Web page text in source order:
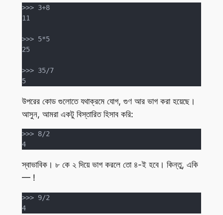
>>> 3+8
11
>>> 5*5
25
>>> 35/7
5
উপরের কোড গুলোতে যথাক্রমে যোগ, গুণ আর ভাগ করা হয়েছে।
আসুন, আমরা একটু বিস্তারিত হিসাব করি:
>>> 8/2
4
স্বাভাবিক। ৮ কে ২ দিয়ে ভাগ করলে তো ৪-ই হবে। কিন্তু, একি
— !
>>> 9/2
4